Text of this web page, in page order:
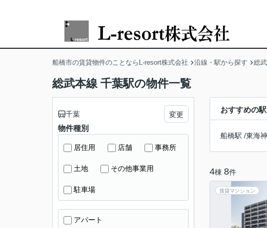
船橋市の賃貸物件のことならL-resort株式会社 沿線・駅から探す 総
総武本線 千葉駅の物件一覧
おすすめの駅
船橋駅 /東海
4棟 8件
賃貸マンション
千葉 変更
物件種別
居住用 店舗 事務所
土地 その他事業用
駐車場
アパート